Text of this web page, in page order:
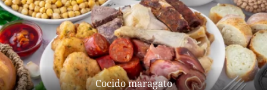
Cocido maragato